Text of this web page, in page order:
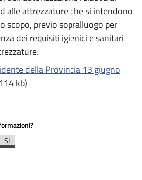
alle attrezzature che si intendono
scopo, previo sopralluogo per
dei requisiti igienici e sanitari
della Provincia 13 giugno
kb)